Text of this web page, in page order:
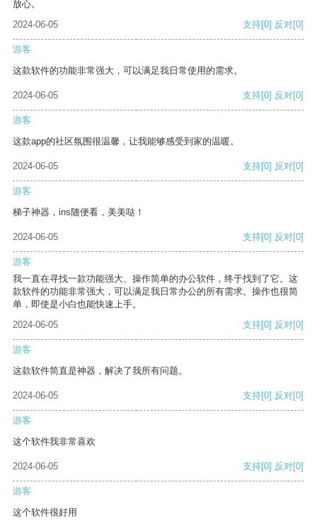
放心。
2024-06-05
支持[0] 反对[0]
游客
这款软件的功能非常强大，可以满足我日常使用的需求。
2024-06-05 支持[0] 反对[0]
游客
这款app的社区氛围很温馨，让我能够感受到家的温暖。
2024-06-05 支持[0] 反对[0]
游客
梯子神器，ins随便看，美美哒！
2024-06-05 支持[0] 反对[0]
游客
我一直在寻找一款功能强大、操作简单的办公软件，终于找到了它。这
款软件的功能非常强大，可以满足我日常办公的所有需求。操作也很简
单，即使是小白也能快速上手。
2024-06-05
支持[0] 反对[0]
游客
这款软件简直是神器，解决了我所有问题。
2024-06-05 支持[0] 反对[0]
游客
这个软件我非常喜欢
2024-06-05 支持[0] 反对[0]
游客
这个软件很好用